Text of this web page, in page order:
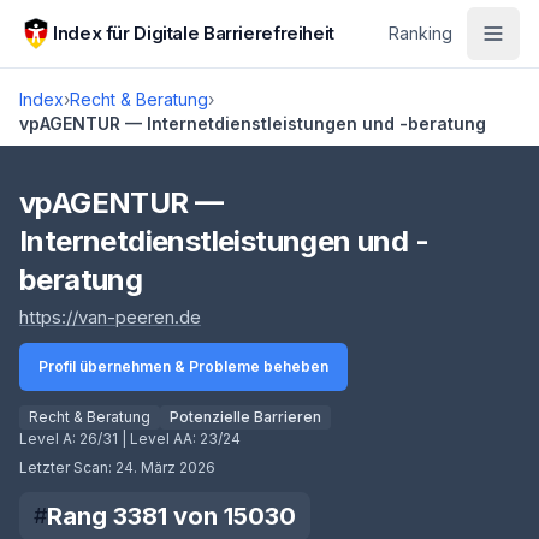
Zum Hauptinhalt springen
Index für Digitale Barrierefreiheit Ranking
Index›Recht & Beratung›
vpAGENTUR — Internetdienstleistungen und -beratung
Score lädt
vpAGENTUR —
Internetdienstleistungen und -
beratung
https://van-peeren.de
Profil übernehmen & Probleme beheben
Recht & Beratung
Potenzielle Barrieren
Level A: 26/31 | Level AA: 23/24
Letzter Scan: 24. März 2026
#Rang 3381 von 15030